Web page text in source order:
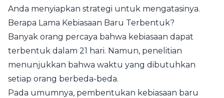
Anda menyiapkan strategi untuk mengatasinya.
Berapa Lama Kebiasaan Baru Terbentuk?
Banyak orang percaya bahwa kebiasaan dapat
terbentuk dalam 21 hari. Namun, penelitian
menunjukkan bahwa waktu yang dibutuhkan
setiap orang berbeda-beda.
Pada umumnya, pembentukan kebiasaan baru